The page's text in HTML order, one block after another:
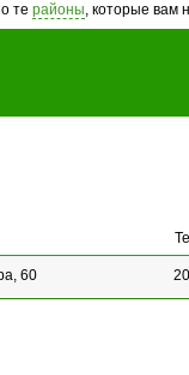
те районы, которые вам
60